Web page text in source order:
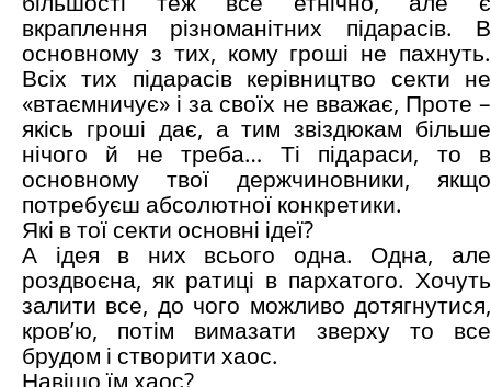
вкраплення різноманітних підарасів. В
основному з тих, кому гроші не пахнуть.
Всіх тих підарасів керівництво секти не
«втаємничує» і за своїх не вважає, Проте –
якісь гроші дає, а тим звіздюкам більше
нічого й не треба… Ті підараси, то в
основному твої держчиновники, якщо
потребуєш абсолютної конкретики.
Які в тої секти основні ідеї?
А ідея в них всього одна. Одна, але
роздвоєна, як ратиці в пархатого. Хочуть
залити все, до чого можливо дотягнутися,
кров’ю, потім вимазати зверху то все
брудом і створити хаос.
Навіщо їм хаос?